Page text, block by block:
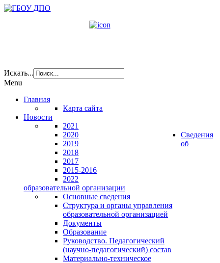
Искать...
Menu
Главная
Карта сайта
Новости
2021
2020
2019
2018
2017
2015-2016
2022
Сведения
об
образовательной организации
Основные сведения
Структура и органы управления
образовательной организацией
Документы
Образование
Руководство. Педагогический
(научно-педагогический) состав
Материально-техническое